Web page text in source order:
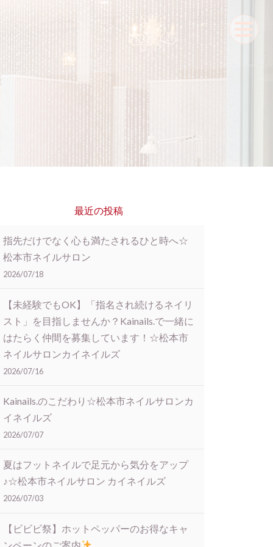
最近の投稿
指先だけでなく心も満たされるひと時へ☆
松本市ネイルサロン
2026/07/18
【未経験でもOK】「指名され続けるネイリ
スト」を目指しませんか？Kainails.で一緒に
はたらく仲間を募集しています！☆松本市
ネイルサロンカイネイルズ
2026/07/16
Kainails.のこだわり☆松本市ネイルサロンカ
イネイルズ
2026/07/07
夏はフットネイルで足元から気分をアップ
♪☆松本市ネイルサロン カイネイルズ
2026/07/03
【ビビビ祭】ホットペッパーのお得なキャ
ンペーンのご案内